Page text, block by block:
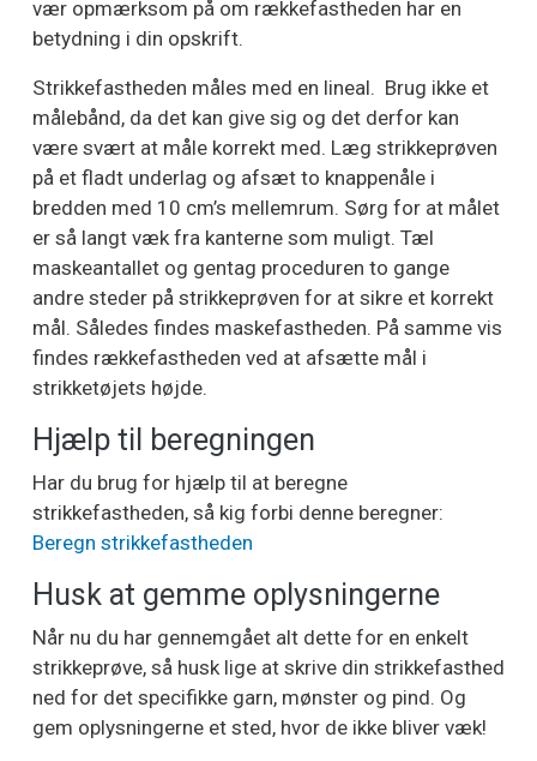
vær opmærksom på om rækkefastheden har en
betydning i din opskrift.
Strikkefastheden måles med en lineal. Brug ikke et
målebånd, da det kan give sig og det derfor kan
være svært at måle korrekt med. Læg strikkeprøven
på et fladt underlag og afsæt to knappenåle i
bredden med 10 cm’s mellemrum. Sørg for at målet
er så langt væk fra kanterne som muligt. Tæl
maskeantallet og gentag proceduren to gange
andre steder på strikkeprøven for at sikre et korrekt
mål. Således findes maskefastheden. På samme vis
findes rækkefastheden ved at afsætte mål i
strikketøjets højde.
Hjælp til beregningen
Har du brug for hjælp til at beregne
strikkefastheden, så kig forbi denne beregner:
Beregn strikkefastheden
Husk at gemme oplysningerne
Når nu du har gennemgået alt dette for en enkelt
strikkeprøve, så husk lige at skrive din strikkefasthed
ned for det specifikke garn, mønster og pind. Og
gem oplysningerne et sted, hvor de ikke bliver væk!